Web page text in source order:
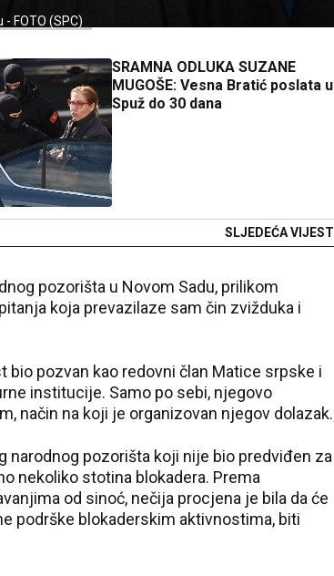
FOTO (SPC)
SRAMNA ODLUKA SUZANE
MUGOŠE: Vesna Bratić poslata u
Spuž do 30 dana
SLJEDEĆA VIJEST
pozorišta u Novom Sadu, prilikom
koja prevazilaze sam čin zvižduka i
pozvan kao redovni član Matice srpske i
institucije. Samo po sebi, njegovo
način na koji je organizovan njegov dolazak.
narodnog pozorišta koji nije bio predviđen za
nekoliko stotina blokadera. Prema
od sinoć, nečija procjena je bila da će
podrške blokaderskim aktivnostima, biti